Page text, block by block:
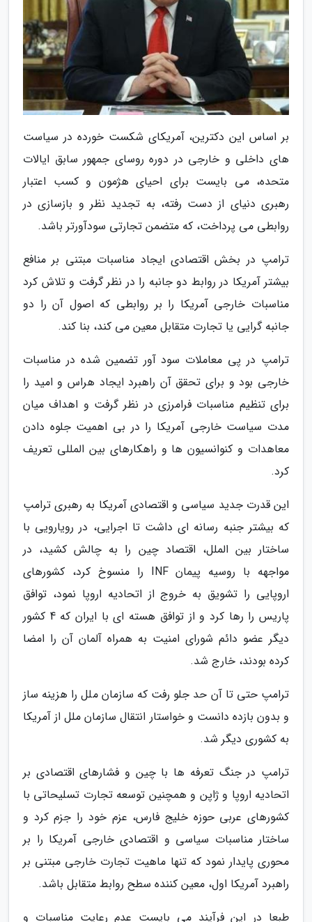
بر اساس این دکترین، آمریکای شکست خورده در سیاست
های داخلی و خارجی در دوره روسای جمهور سابق ایالات
متحده، می بایست برای احیای هژمون و کسب اعتبار
رهبری دنیای از دست رفته، به تجدید نظر و بازسازی در
روابطی می پرداخت، که متضمن تجارتی سودآورتر باشد.
ترامپ در بخش اقتصادی ایجاد مناسبات مبتنی بر منافع
بیشتر آمریکا در روابط دو جانبه را در نظر گرفت و تلاش کرد
مناسبات خارجی آمریکا را بر روابطی که اصول آن را دو
جانبه گرایی یا تجارت متقابل معین می کند، بنا کند.
ترامپ در پی معاملات سود آور تضمین شده در مناسبات
خارجی بود و برای تحقق آن راهبرد ایجاد هراس و امید را
برای تنظیم مناسبات فرامرزی در نظر گرفت و اهداف میان
مدت سیاست خارجی آمریکا را در بی اهمیت جلوه دادن
معاهدات و کنوانسیون ها و راهکارهای بین المللی تعریف
کرد.
این قدرت جدید سیاسی و اقتصادی آمریکا به رهبری ترامپ
که بیشتر جنبه رسانه ای داشت تا اجرایی، در رویارویی با
ساختار بین الملل، اقتصاد چین را به چالش کشید، در
مواجهه با روسیه پیمان INF را منسوخ کرد، کشورهای
اروپایی را تشویق به خروج از اتحادیه اروپا نمود، توافق
پاریس را رها کرد و از توافق هسته ای با ایران که 4 کشور
دیگر عضو دائم شورای امنیت به همراه آلمان آن را امضا
کرده بودند، خارج شد.
ترامپ حتی تا آن حد جلو رفت که سازمان ملل را هزینه ساز
و بدون بازده دانست و خواستار انتقال سازمان ملل از آمریکا
به کشوری دیگر شد.
ترامپ در جنگ تعرفه ها با چین و فشارهای اقتصادی بر
اتحادیه اروپا و ژاپن و همچنین توسعه تجارت تسلیحاتی با
کشورهای عربی حوزه خلیج فارس، عزم خود را جزم کرد و
ساختار مناسبات سیاسی و اقتصادی خارجی آمریکا را بر
محوری پایدار نمود که تنها ماهیت تجارت خارجی مبتنی بر
راهبرد آمریکا اول، معین کننده سطح روابط متقابل باشد.
طبعا در این فرآیند می بایست عدم رعایت مناسبات و